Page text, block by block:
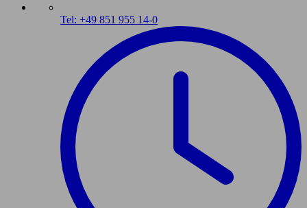
Tel: +49 851 955 14-0